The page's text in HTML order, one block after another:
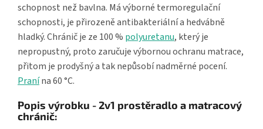
schopnost než bavlna. Má výborné termoregulační
schopnosti, je přirozeně antibakteriální a hedvábně
hladký. Chránič je ze 100 % polyuretanu, který je
nepropustný, proto zaručuje výbornou ochranu matrace,
přitom je prodyšný a tak nepůsobí nadměrné pocení.
Pranína 60 °C.
Popis výrobku - 2v1 prostěradlo a matracový
chránič: